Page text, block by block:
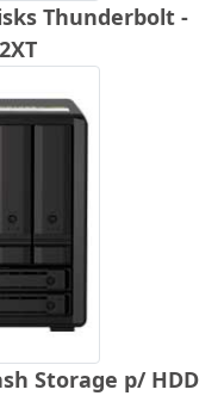
Thunderbolt -
Storage p/ HDD